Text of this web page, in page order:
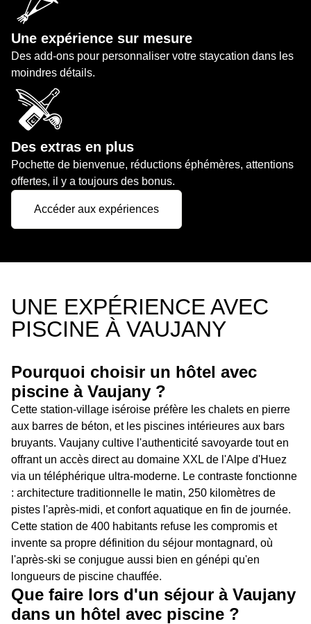
Une expérience sur mesure
Des add-ons pour personnaliser votre staycation dans les
moindres détails.
Des extras en plus
Pochette de bienvenue, réductions éphémères, attentions
offertes, il y a toujours des bonus.
Accéder aux expériences
UNE EXPÉRIENCE AVEC
PISCINE À VAUJANY
Pourquoi choisir un hôtel avec
piscine à Vaujany ?
Cette station-village iséroise préfère les chalets en pierre
aux barres de béton, et les piscines intérieures aux bars
bruyants. Vaujany cultive l'authenticité savoyarde tout en
offrant un accès direct au domaine XXL de l'Alpe d'Huez
via un téléphérique ultra-moderne. Le contraste fonctionne
: architecture traditionnelle le matin, 250 kilomètres de
pistes l'après-midi, et confort aquatique en fin de journée.
Cette station de 400 habitants refuse les compromis et
invente sa propre définition du séjour montagnard, où
l'après-ski se conjugue aussi bien en génépi qu'en
longueurs de piscine chauffée.
Que faire lors d'un séjour à Vaujany
dans un hôtel avec piscine ?